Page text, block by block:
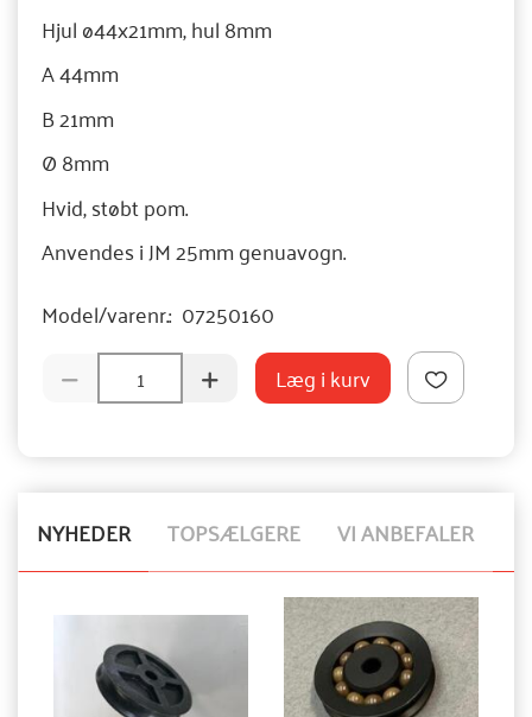
Hjul ø44x21mm, hul 8mm
A 44mm
B 21mm
Ø 8mm
Hvid, støbt pom.
Anvendes i JM 25mm genuavogn.
Model/varenr.: 07250160
Læg i kurv
NYHEDER TOPSÆLGERE VI ANBEFALER